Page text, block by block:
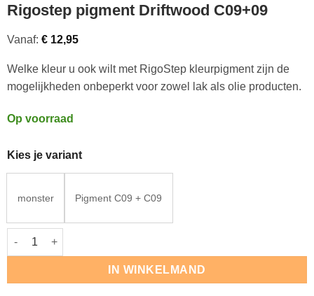
Rigostep pigment Driftwood C09+09
Vanaf: €12,95
Welke kleur u ook wilt met RigoStep kleurpigment zijn de
mogelijkheden onbeperkt voor zowel lak als olie producten.
Op voorraad
Kies je variant
monster Pigment C09 + C09
Rigostep pigment Driftwood C09+09 aantal
IN WINKELMAND